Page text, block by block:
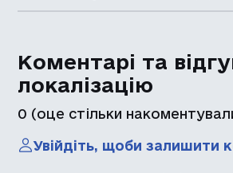
Коментарі та
локалізацію
0 (оце стільки
Увійдіть, щоби залишити